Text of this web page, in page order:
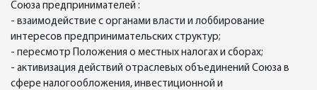
Союза предпринимателей :
- взаимодействие с органами власти и лоббирование
интересов предпринимательских структур;
- пересмотр Положения о местных налогах и сборах;
- активизация действий отраслевых объединений Союза в
сфере налогообложения, инвестиционной и